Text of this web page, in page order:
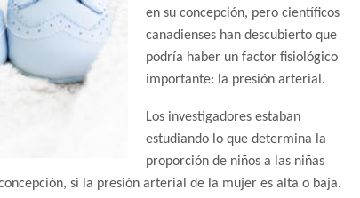
en su concepción, pero científicos
canadienses han descubierto que
podría haber un factor fisiológico
importante: la presión arterial.
Los investigadores estaban
estudiando lo que determina la
proporción de niños a las niñas
si la presión arterial de la mujer es alta o baja.